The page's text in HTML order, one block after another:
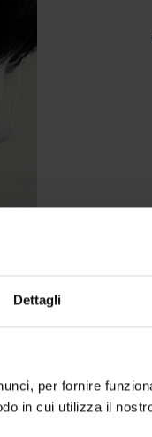
Dettagli
per fornire
in cui utilizza il